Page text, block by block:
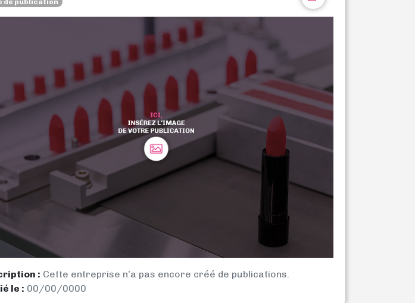
de publication
: Cette entreprise n’a pas encore créé de publications.
le : 00/00/0000